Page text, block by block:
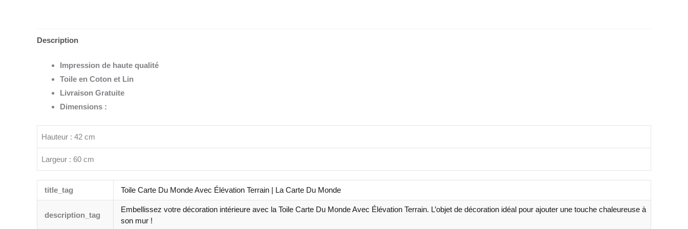
Description
Impression de haute qualité
Toile en Coton et Lin
Livraison Gratuite
Dimensions :
Hauteur : 42 cm
Largeur : 60 cm
title_tag Toile Carte Du Monde Avec Élévation Terrain | La Carte Du Monde
description_tag
Embellissez votre décoration intérieure avec la Toile Carte Du Monde Avec Élévation Terrain. L’objet de décoration idéal pour ajouter une touche chaleureuse à
son mur !